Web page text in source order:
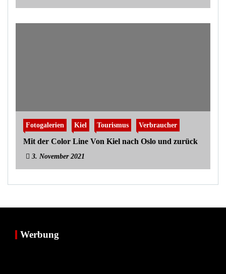
Fotogalerien Kiel Tourismus Verbraucher
Mit der Color Line Von Kiel nach Oslo und zurück
3. November 2021
Werbung